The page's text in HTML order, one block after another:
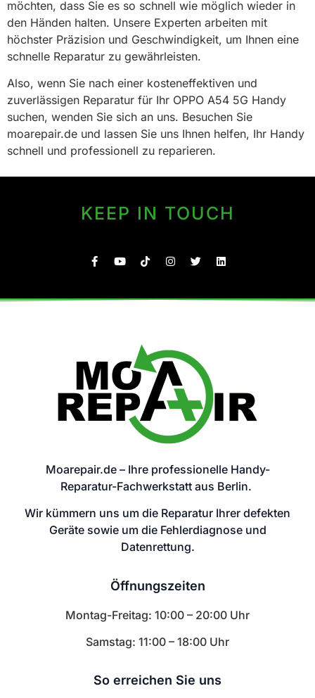
möchten, dass Sie es so schnell wie möglich wieder in
den Händen halten. Unsere Experten arbeiten mit
höchster Präzision und Geschwindigkeit, um Ihnen eine
schnelle Reparatur zu gewährleisten.
Also, wenn Sie nach einer kosteneffektiven und
zuverlässigen Reparatur für Ihr OPPO A54 5G Handy
suchen, wenden Sie sich an uns. Besuchen Sie
moarepair.de und lassen Sie uns Ihnen helfen, Ihr Handy
schnell und professionell zu reparieren.
KEEP IN TOUCH
Moarepair.de – Ihre professionelle Handy-
Reparatur-Fachwerkstatt aus Berlin.
Wir kümmern uns um die Reparatur Ihrer defekten
Geräte sowie um die Fehlerdiagnose und
Datenrettung.
Öffnungszeiten
Montag-Freitag: 10:00 – 20:00 Uhr
Samstag: 11:00 – 18:00 Uhr
So erreichen Sie uns